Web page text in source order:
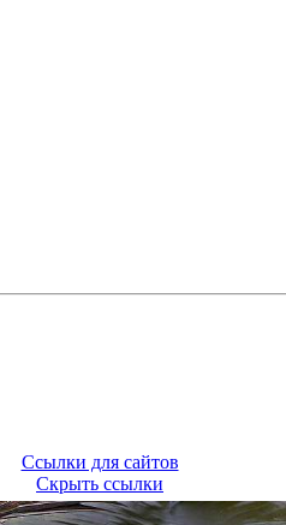
Ссылки для сайтов
Скрыть ссылки